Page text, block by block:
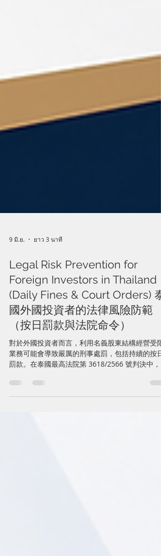
9 มิ.ย. ยาว 3 นาที
Legal Risk Prevention for
Foreign Investors in Thailand
(Daily Fines & Court Orders) 泰
國外國投資者的法律風險防範
（按日罰款與法院命令）
對於外國投資者而言，利用名義股東結構經營受限
業務可能會導致嚴厲的刑事處罰，包括持續的按日
籍被告被認定未經許可經營受限制業務(第三類業